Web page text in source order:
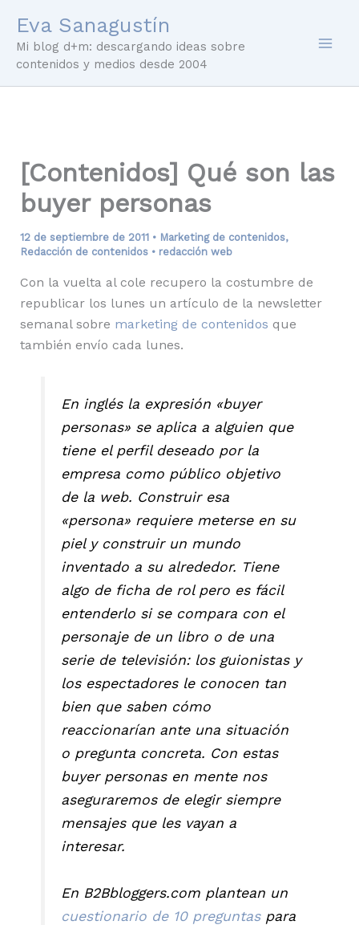
contenido
Eva Sanagustín
Mi blog d+m: descargando ideas sobre
contenidos y medios desde 2004
[Contenidos] Qué son las
buyer personas
12 de septiembre de 2011 • Marketing de contenidos,
Redacción de contenidos• redacción web
Con la vuelta al cole recupero la costumbre de
republicar los lunes un artículo de la newsletter
semanal sobre marketing de contenidos que
también envío cada lunes.
En inglés la expresión «buyer
personas» se aplica a alguien que
tiene el perfil deseado por la
empresa como público objetivo
de la web. Construir esa
«persona» requiere meterse en su
piel y construir un mundo
inventado a su alrededor. Tiene
algo de ficha de rol pero es fácil
entenderlo si se compara con el
personaje de un libro o de una
serie de televisión: los guionistas y
los espectadores le conocen tan
bien que saben cómo
reaccionarían ante una situación
o pregunta concreta. Con estas
buyer personas en mente nos
aseguraremos de elegir siempre
mensajes que les vayan a
interesar.
En B2Bbloggers.com plantean un
cuestionario de 10 preguntaspara